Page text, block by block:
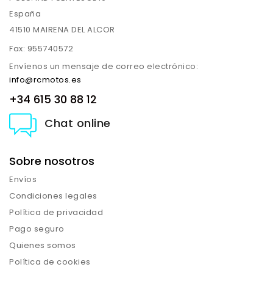
España
41510 MAIRENA DEL ALCOR
Fax: 955740572
Envíenos un mensaje de correo electrónico:
info@rcmotos.es
+34 615 30 88 12
Chat online
Sobre nosotros
Envíos
Condiciones legales
Política de privacidad
Pago seguro
Quienes somos
Política de cookies